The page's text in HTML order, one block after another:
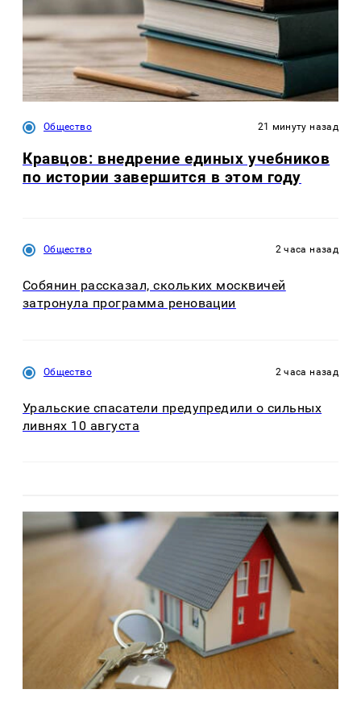
Общество 21 минуту назад
Кравцов: внедрение единых учебников
по истории завершится в этом году
Общество 2 часа назад
Собянин рассказал, скольких москвичей
затронула программа реновации
Общество 2 часа назад
Уральские спасатели предупредили о сильных
ливнях 10 августа